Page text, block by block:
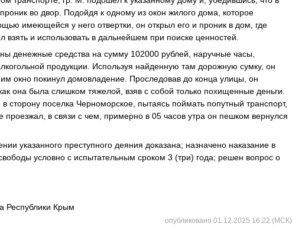
во двор. Подойдя к одному из окон жилого дома, которое
имеющейся у него отвертки, он открыл его и проник в дом, где
и использовать в дальнейшем при поиске ценностей.
денежные средства на сумму 102000 рублей, наручные часы,
продукции. Используя найденную там дорожную сумку, он
окно покинул домовладение. Проследовав до конца улицы, он
она была слишком тяжелой, взяв с собой только похищенные деньги.
сторону поселка Черноморское, пытаясь поймать попутный транспорт,
проезжал, в связи с чем, примерно в 05 часов утра он пешком вернулся
указанного преступного деяния доказана; назначено наказание в
условно с испытательным сроком 3 (три) года; решен вопрос о
Республики Крым
опубликовано 01.12.2025 16:22 (МСК)